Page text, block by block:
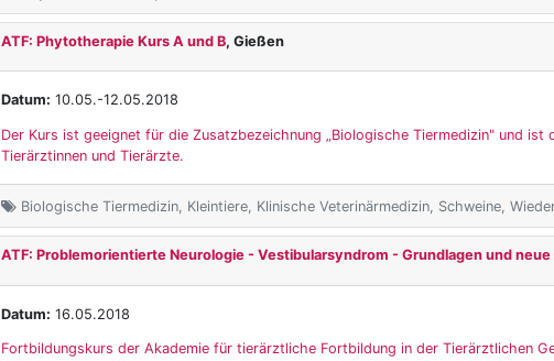
ATF: Phytotherapie Kurs A und B, Gießen
Datum: 10.05.-12.05.2018
Der Kurs ist geeignet für die Zusatzbezeichnung „Biologische Tiermedizin" und ist
Tierärztinnen und Tierärzte.
Biologische Tiermedizin, Kleintiere, Klinische Veterinärmedizin, Schweine,
ATF: Problemorientierte Neurologie - Vestibularsyndrom - Grundlagen und
Datum: 16.05.2018
Fortbildungskurs der Akademie für tierärztliche Fortbildung in der Tierärztlichen